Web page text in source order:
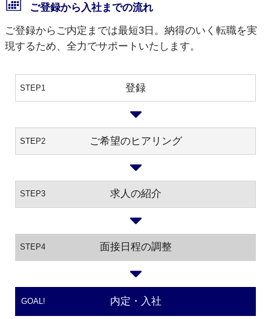
ご登録から入社までの流れ
ご登録からご内定までは最短3日。納得のいく転職を実
現するため、全力でサポートいたします。
STEP1 登録
STEP2 ご希望のヒアリング
STEP3 求人の紹介
STEP4 面接日程の調整
GOAL! 内定・入社